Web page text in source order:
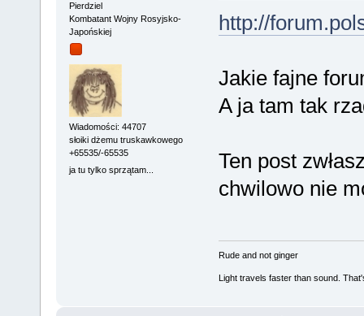
Pierdziel
Kombatant Wojny Rosyjsko-
Japońskiej
Wiadomości: 44707
słoiki dżemu truskawkowego
+65535/-65535
ja tu tylko sprzątam...
http://
Jakie fajne
A ja tam tak
Ten post
chwilowo nie
Rude and not ginger
Light travels faster than sound.